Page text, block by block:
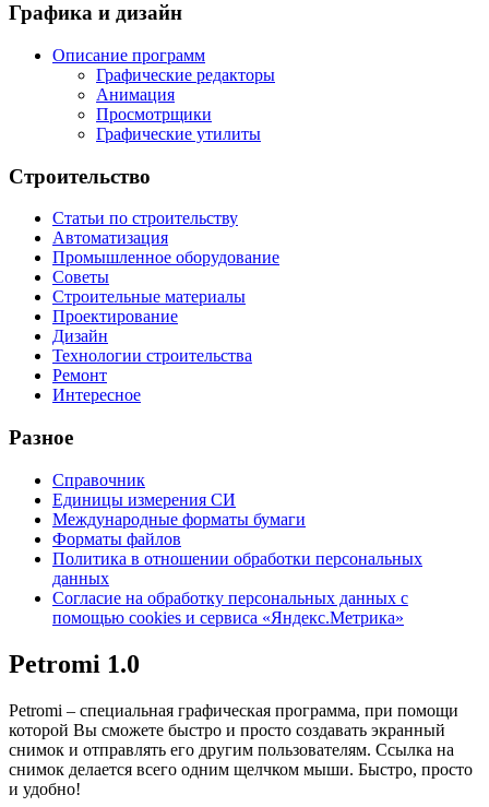
Графика и дизайн
Описание программ
Графические редакторы
Анимация
Просмотрщики
Графические утилиты
Строительство
Статьи по строительству
Автоматизация
Промышленное оборудование
Советы
Строительные материалы
Проектирование
Дизайн
Технологии строительства
Ремонт
Интересное
Разное
Справочник
Единицы измерения СИ
Международные форматы бумаги
Форматы файлов
Политика в отношении обработки персональных
данных
Согласие на обработку персональных данных с
помощью cookies и сервиса «Яндекс.Метрика»
Petromi 1.0
Petromi – специальная графическая программа, при помощи
которой Вы сможете быстро и просто создавать экранный
снимок и отправлять его другим пользователям. Ссылка на
снимок делается всего одним щелчком мыши. Быстро, просто
и удобно!